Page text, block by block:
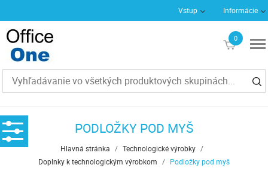
Vstup Informácie
0
€0
PODLOŽKY POD MYŠ
Hlavná stránka / Technologické výrobky /
Doplnky k technologickým výrobkom / Podložky pod myš